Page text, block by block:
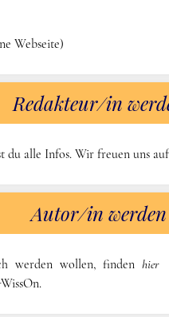
Webseite)
Redakteur/in
du alle Infos. Wir freuen uns
Autor/in werden
werden wollen, findenhier